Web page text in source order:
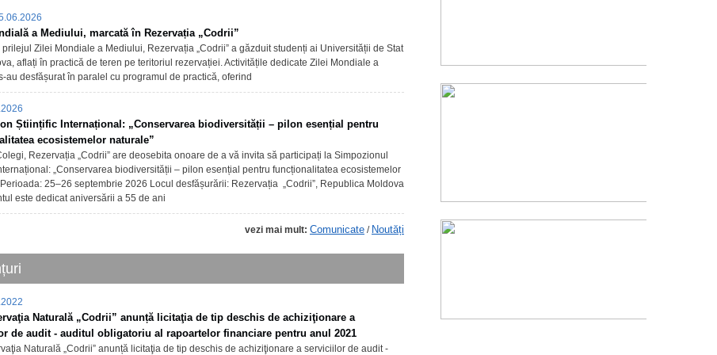
a Mediului, marcată în Rezervația „Codrii”
prilejul Zilei Mondiale a Mediului, Rezervația „Codrii” a găzduit studenți ai Universității de Stat
aflați în practică de teren pe teritoriul rezervației. Activitățile dedicate Zilei Mondiale a
au desfășurat în paralel cu programul de practică, oferind
Științific Internațional: „Conservarea biodiversității – pilon esențial pentru
ecosistemelor naturale”
Rezervația „Codrii” are deosebita onoare de a vă invita să participați la Simpozionul
„Conservarea biodiversității – pilon esențial pentru funcționalitatea ecosistemelor
25–26 septembrie 2026 Locul desfășurării: Rezervația „Codrii”, Republica Moldova
este dedicat aniversării a 55 de ani
vezi mai mult: Comunicate / Noutăți
Naturală „Codrii” anunță licitaţia de tip deschis de achiziţionare a
de audit - auditul obligatoriu al rapoartelor financiare pentru anul 2021
Naturală „Codrii” anunță licitaţia de tip deschis de achiziţionare a serviciilor de audit -